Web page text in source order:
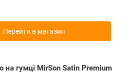
Перейти в магазин
на гумці MirSon Satin Premium